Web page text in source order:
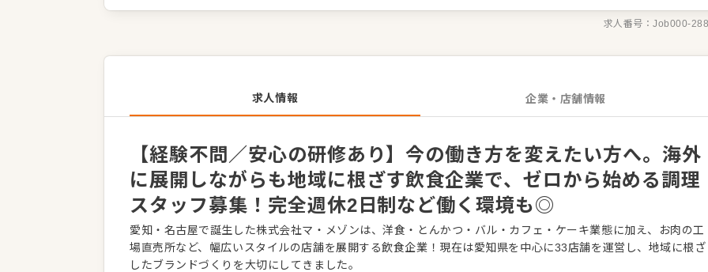
求人番号：Job000-
求人情報 企業・店舗情報
【経験不問／安心の研修あり】今の働き方を変えたい方へ。海外
に展開しながらも地域に根ざす飲食企業で、ゼロから始める調理
スタッフ募集！完全週休2日制など働く環境も◎
愛知・名古屋で誕生した株式会社マ・メゾンは、洋食・とんかつ・バル・カフェ・ケーキ業態に加え、お肉の工
場直売所など、幅広いスタイルの店舗を展開する飲食企業！現在は愛知県を中心に33店舗を運営し、地域に根ざ
したブランドづくりを大切にしてきました。